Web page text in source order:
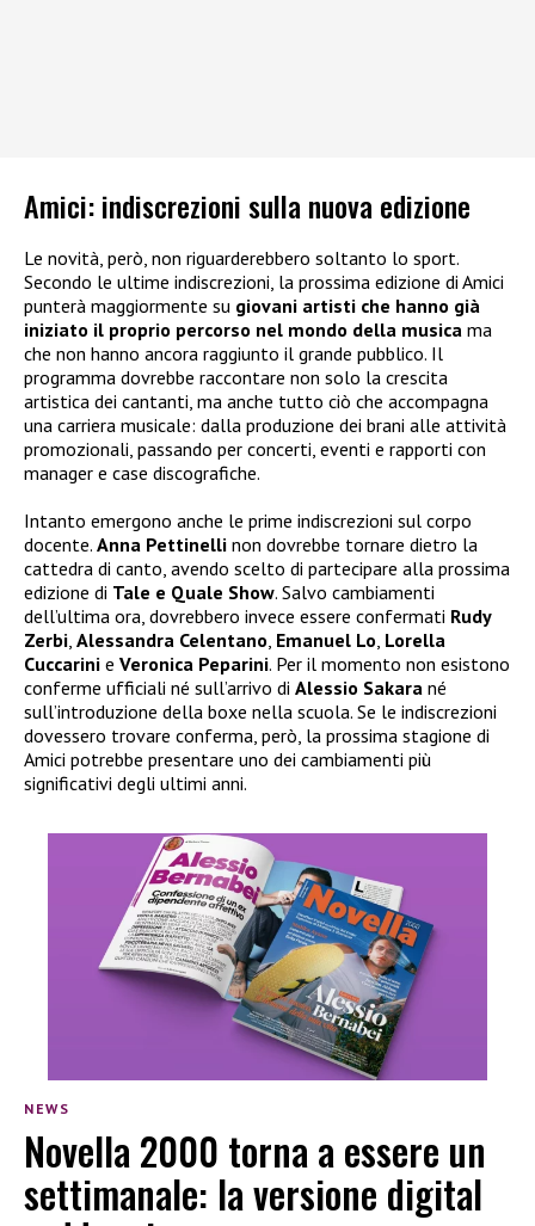
Amici: indiscrezioni sulla nuova edizione
Le novità, però, non riguarderebbero soltanto lo sport.
Secondo le ultime indiscrezioni, la prossima edizione di Amici
punterà maggiormente su giovani artisti che hanno già
iniziato il proprio percorso nel mondo della musica ma
che non hanno ancora raggiunto il grande pubblico. Il
programma dovrebbe raccontare non solo la crescita
artistica dei cantanti, ma anche tutto ciò che accompagna
una carriera musicale: dalla produzione dei brani alle attività
promozionali, passando per concerti, eventi e rapporti con
manager e case discografiche.
Intanto emergono anche le prime indiscrezioni sul corpo
docente. Anna Pettinelli non dovrebbe tornare dietro la
cattedra di canto, avendo scelto di partecipare alla prossima
edizione di Tale e Quale Show. Salvo cambiamenti
dell’ultima ora, dovrebbero invece essere confermati Rudy
Zerbi, Alessandra Celentano, Emanuel Lo, Lorella
Cuccarini e Veronica Peparini. Per il momento non esistono
conferme ufficiali né sull’arrivo di Alessio Sakara né
sull’introduzione della boxe nella scuola. Se le indiscrezioni
dovessero trovare conferma, però, la prossima stagione di
Amici potrebbe presentare uno dei cambiamenti più
significativi degli ultimi anni.
NEWS
Novella 2000 torna a essere un
settimanale: la versione digital